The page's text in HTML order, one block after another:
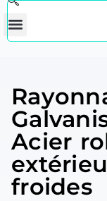
Acier
froides